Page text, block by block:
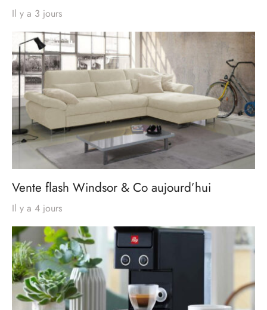
Il y a 3 jours
Vente flash Windsor & Co aujourd’hui
Il y a 4 jours